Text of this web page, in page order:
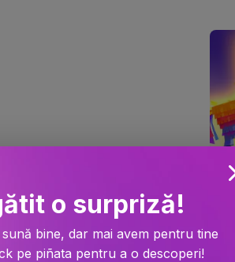
o surpriză!
bine, dar mai avem pentru tine
pe piñata pentru a o descoperi!